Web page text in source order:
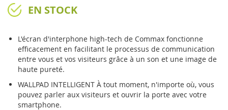
EN STOCK
L'écran d'interphone high-tech de Commax fonctionne
efficacement en facilitant le processus de communication
entre vous et vos visiteurs grâce à un son et une image de
haute pureté.
WALLPAD INTELLIGENT À tout moment, n'importe où, vous
pouvez parler aux visiteurs et ouvrir la porte avec votre
smartphone.